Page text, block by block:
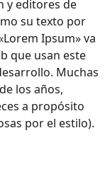
y editores de
su texto por
Ipsum» va
que usan este
Muchas
los años,
a propósito
por el estilo).